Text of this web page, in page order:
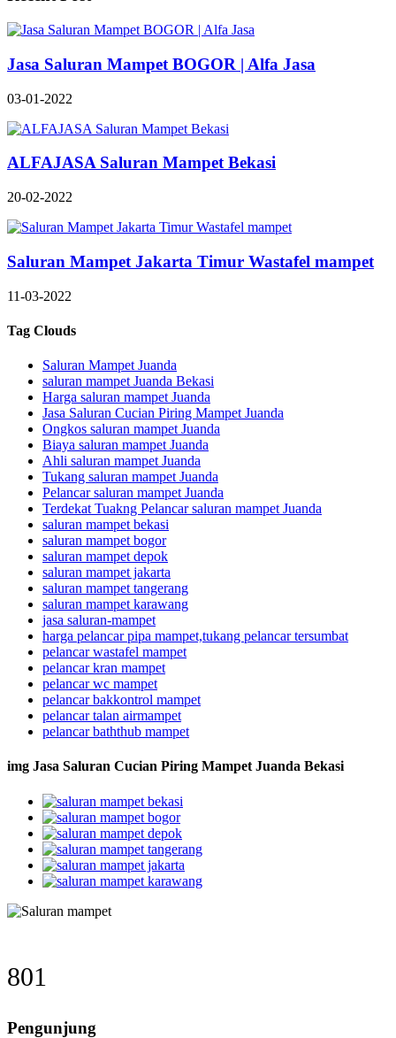
Jasa Saluran Mampet BOGOR | Alfa Jasa
03-01-2022
ALFAJASA Saluran Mampet Bekasi
20-02-2022
Saluran Mampet Jakarta Timur Wastafel mampet
11-03-2022
Tag Clouds
Saluran Mampet Juanda
saluran mampet Juanda Bekasi
Harga saluran mampet Juanda
Jasa Saluran Cucian Piring Mampet Juanda
Ongkos saluran mampet Juanda
Biaya saluran mampet Juanda
Ahli saluran mampet Juanda
Tukang saluran mampet Juanda
Pelancar saluran mampet Juanda
Terdekat Tuakng Pelancar saluran mampet Juanda
saluran mampet bekasi
saluran mampet bogor
saluran mampet depok
saluran mampet jakarta
saluran mampet tangerang
saluran mampet karawang
jasa saluran-mampet
harga pelancar pipa mampet,tukang pelancar tersumbat
pelancar wastafel mampet
pelancar kran mampet
pelancar wc mampet
pelancar bakkontrol mampet
pelancar talan airmampet
pelancar baththub mampet
img Jasa Saluran Cucian Piring Mampet Juanda Bekasi
801
Pengunjung